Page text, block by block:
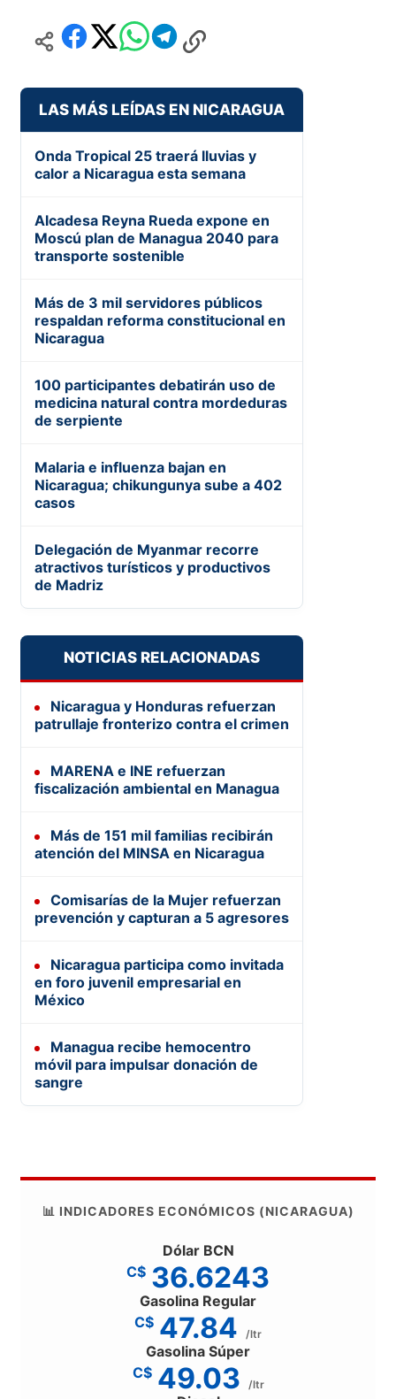
LAS MÁS LEÍDAS EN NICARAGUA
Onda Tropical 25 traerá lluvias y
calor a Nicaragua esta semana
Alcadesa Reyna Rueda expone en
Moscú plan de Managua 2040 para
transporte sostenible
Más de 3 mil servidores públicos
respaldan reforma constitucional en
Nicaragua
100 participantes debatirán uso de
medicina natural contra mordeduras
de serpiente
Malaria e influenza bajan en
Nicaragua; chikungunya sube a 402
casos
Delegación de Myanmar recorre
atractivos turísticos y productivos
de Madriz
NOTICIAS RELACIONADAS
Nicaragua y Honduras refuerzan
patrullaje fronterizo contra el crimen
MARENA e INE refuerzan
fiscalización ambiental en Managua
Más de 151 mil familias recibirán
atención del MINSA en Nicaragua
Comisarías de la Mujer refuerzan
prevención y capturan a 5 agresores
Nicaragua participa como invitada
en foro juvenil empresarial en
México
Managua recibe hemocentro
móvil para impulsar donación de
sangre
📊 INDICADORES ECONÓMICOS (NICARAGUA)
Dólar BCN
C$ 36.6243
Gasolina Regular
C$ 47.84 /ltr
Gasolina Súper
C$ 49.03 /ltr